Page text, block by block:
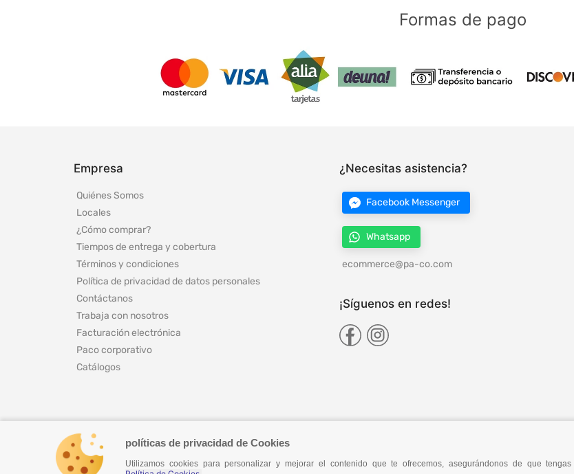
políticas de privacidad de Cookies
Utilizamos cookies para personalizar y mejorar el contenido que te ofrecemos, asegurándonos de que
Formas de pago
Empresa
Quiénes Somos
Locales
¿Cómo comprar?
Tiempos de entrega y cobertura
Términos y condiciones
Política de privacidad de datos personales
Contáctanos
Trabaja con nosotros
Facturación electrónica
Paco corporativo
Catálogos
¿Necesitas asistencia?
Facebook Messenger
Whatsapp
ecommerce@pa-co.com
¡Síguenos en redes!
© 2024 Todos los derechos reservados